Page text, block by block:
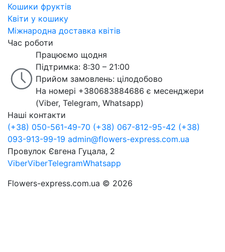
Кошики фруктів
Квіти у кошику
Міжнародна доставка квітів
Час роботи
Працюємо щодня
Підтримка: 8:30 – 21:00
Прийом замовлень: цілодобово
На номері +380683884686 є месенджери
(Viber, Telegram, Whatsapp)
Наші контакти
(+38) 050-561-49-70 (+38) 067-812-95-42 (+38)
093-913-99-19 admin@flowers-express.com.ua
Провулок Євгена Гуцала, 2
ViberViberTelegramWhatsapp
Flowers-express.com.ua © 2026